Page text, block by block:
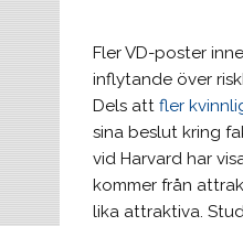
Fler VD-poster
inflytande över
Dels attfler
sina beslut kring
vid Harvard har
kommer från
lika attraktiva.